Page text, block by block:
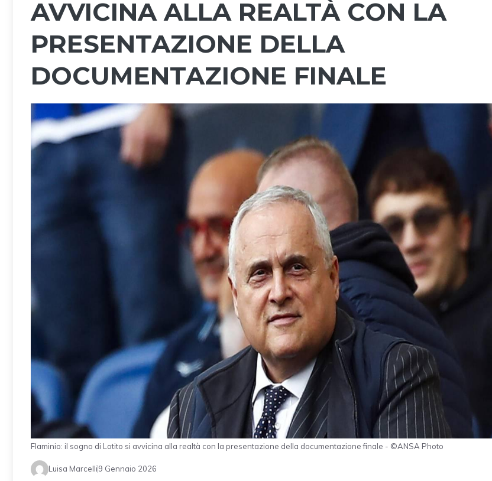
AVVICINA ALLA REALTÀ CON LA
PRESENTAZIONE DELLA
DOCUMENTAZIONE FINALE
Flaminio: il sogno di Lotito si avvicina alla realtà con la presentazione della documentazione finale - ©ANSA Photo
Luisa Marcelli9 Gennaio 2026